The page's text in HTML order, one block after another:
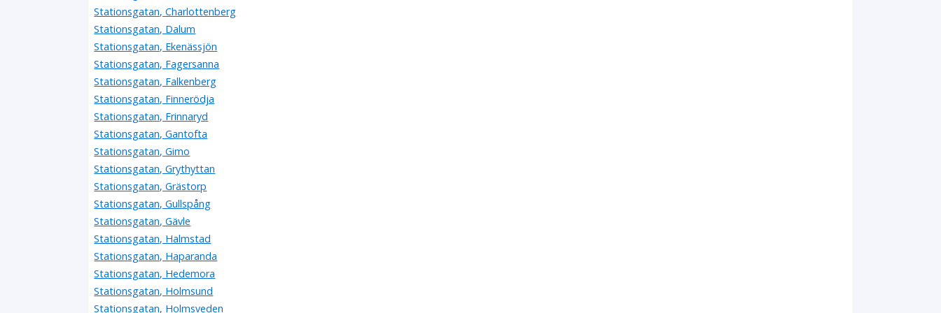
Stationsgatan, Charlottenberg
Stationsgatan, Dalum
Stationsgatan, Ekenässjön
Stationsgatan, Fagersanna
Stationsgatan, Falkenberg
Stationsgatan, Finnerödja
Stationsgatan, Frinnaryd
Stationsgatan, Gantofta
Stationsgatan, Gimo
Stationsgatan, Grythyttan
Stationsgatan, Grästorp
Stationsgatan, Gullspång
Stationsgatan, Gävle
Stationsgatan, Halmstad
Stationsgatan, Haparanda
Stationsgatan, Hedemora
Stationsgatan, Holmsund
Stationsgatan, Holmsveden